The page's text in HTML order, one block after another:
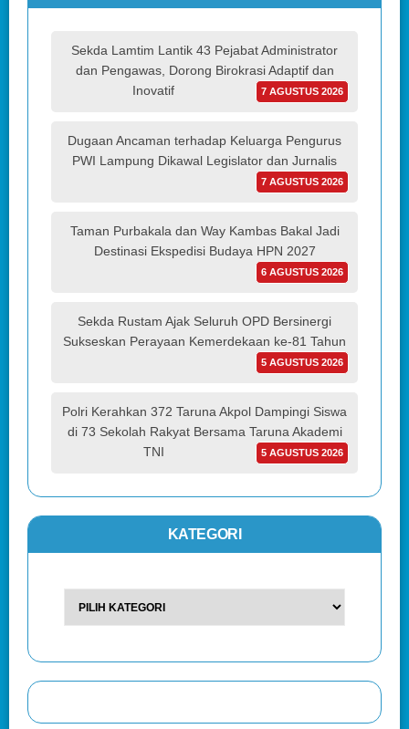
Sekda Lamtim Lantik 43 Pejabat Administrator
dan Pengawas, Dorong Birokrasi Adaptif dan
Inovatif
7 AGUSTUS 2026
Dugaan Ancaman terhadap Keluarga Pengurus
PWI Lampung Dikawal Legislator dan Jurnalis
7 AGUSTUS 2026
Taman Purbakala dan Way Kambas Bakal Jadi
Destinasi Ekspedisi Budaya HPN 2027
6 AGUSTUS 2026
Sekda Rustam Ajak Seluruh OPD Bersinergi
Sukseskan Perayaan Kemerdekaan ke-81 Tahun
5 AGUSTUS 2026
Polri Kerahkan 372 Taruna Akpol Dampingi Siswa
di 73 Sekolah Rakyat Bersama Taruna Akademi
TNI
5 AGUSTUS 2026
KATEGORI